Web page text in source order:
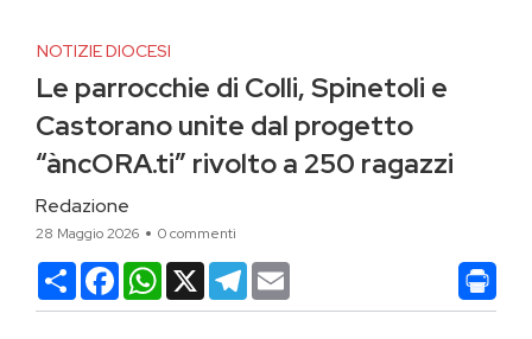
NOTIZIE DIOCESI
Le parrocchie di Colli, Spinetoli e
Castorano unite dal progetto
“àncORA.ti” rivolto a 250 ragazzi
Redazione
28 Maggio 2026 0 commenti
CondividiFacebookWhatsApp
X Telegram